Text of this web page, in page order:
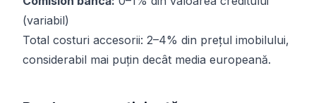
(variabil)
Total costuri accesorii: 2–4% din prețul imobilului,
considerabil mai puțin decât media europeană.